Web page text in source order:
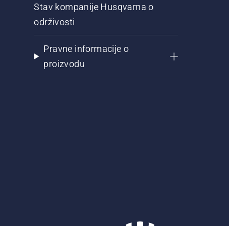
Stav kompanije Husqvarna o
održivosti
Pravne informacije o
proizvodu